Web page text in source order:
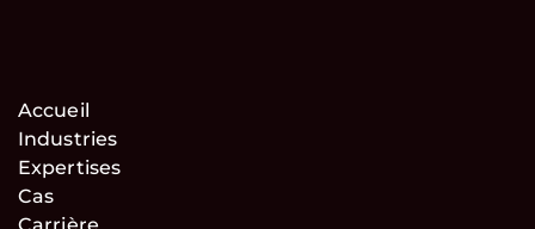
Accueil
Industries
Expertises
Cas